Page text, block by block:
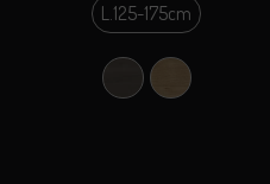
L.125-175cm
L.125-175cm
Chêne NebraskaChêne Sauvage